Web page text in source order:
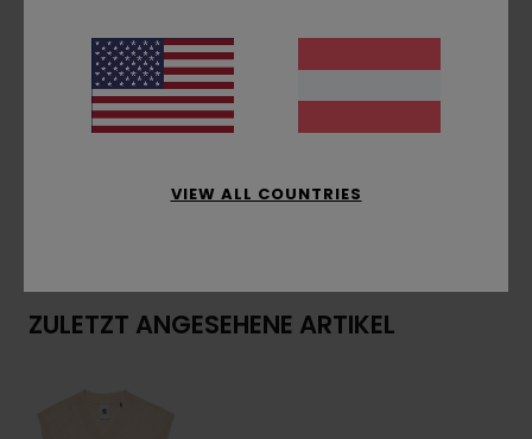
Hals:V-Ausschnitt
Zusammensetzung[Hauptstoff] 60 % Bio-
Baumwolle, 40 % recycelter Polyester
ZULETZT ANGESEHENE ARTIKEL
VIEW ALL COUNTRIES